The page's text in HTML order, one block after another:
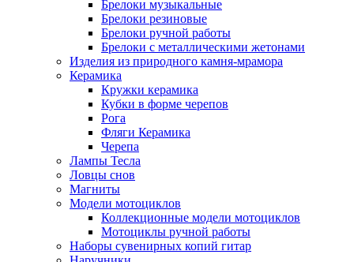
Брелоки музыкальные
Брелоки резиновые
Брелоки ручной работы
Брелоки с металлическими жетонами
Изделия из природного камня-мрамора
Керамика
Кружки керамика
Кубки в форме черепов
Рога
Фляги Керамика
Черепа
Лампы Тесла
Ловцы снов
Магниты
Модели мотоциклов
Коллекционные модели мотоциклов
Мотоциклы ручной работы
Наборы сувенирных копий гитар